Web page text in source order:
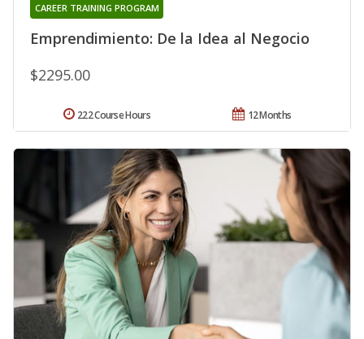
Emprendimiento: De la Idea al Negocio
CAREER TRAINING PROGRAM
$2295.00
12 Months
222 Course Hours